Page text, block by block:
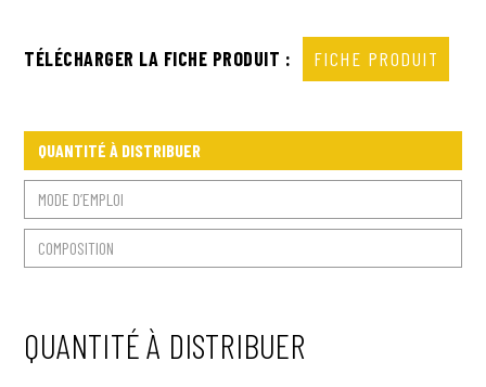
TÉLÉCHARGER LA FICHE PRODUIT : FICHE PRODUIT
QUANTITÉ À DISTRIBUER
MODE D’EMPLOI
COMPOSITION
QUANTITÉ À DISTRIBUER